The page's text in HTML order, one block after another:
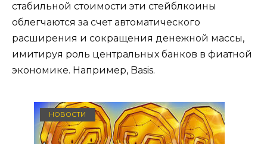
стабильной стоимости эти стейблкоины
облегчаются за счет автоматического
расширения и сокращения денежной массы,
имитируя роль центральных банков в фиатной
экономике. Например, Basis.
НОВОСТИ